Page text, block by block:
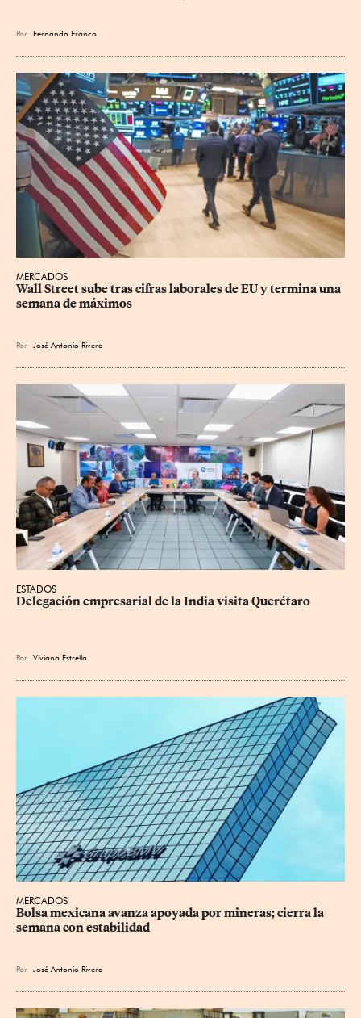
Por Fernando Franco
MERCADOS
Wall Street sube tras cifras laborales de EU y termina una
semana de máximos
Por José Antonio Rivera
ESTADOS
Delegación empresarial de la India visita Querétaro
Por Viviana Estrella
MERCADOS
Bolsa mexicana avanza apoyada por mineras; cierra la
semana con estabilidad
Por José Antonio Rivera